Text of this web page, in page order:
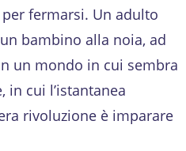
fermarsi. Un adulto
bambino alla noia, ad
un mondo in cui sembra
in cui l’istantanea
rivoluzione è imparare